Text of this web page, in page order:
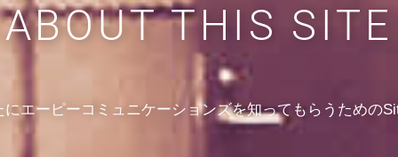
ABOUT THIS SITE
にエーピーコミュニケーションズを知ってもらうための